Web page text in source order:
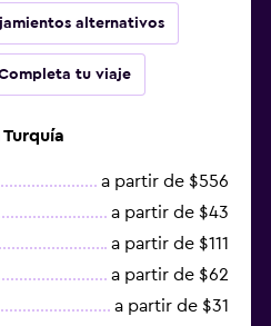
alternativos
tu viaje
a partir de $556
a partir de $43
a partir de $111
a partir de $62
a partir de $31